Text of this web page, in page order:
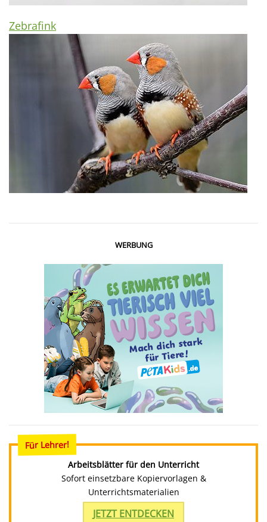
Zebrafink
WERBUNG
Für Lehrer!
Arbeitsblätter für den Unterricht
Sofort einsetzbare Kopiervorlagen &
Unterrichtsmaterialien
JETZT ENTDECKEN